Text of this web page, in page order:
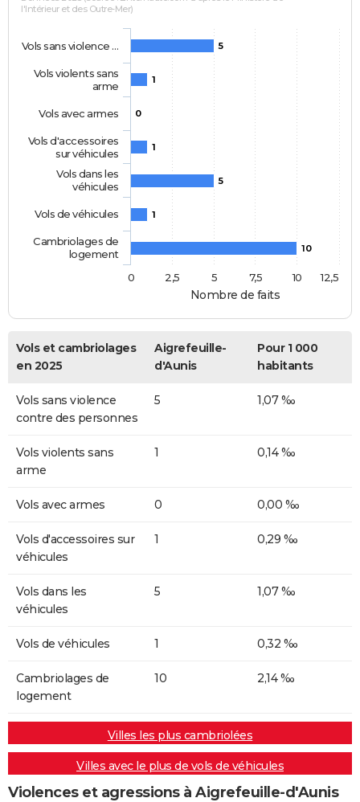
Nombre de faits
l'Intérieur et des Outre-Mer)
5
1
0
1
5
1
10
Vols sans violence …
Vols violents sans
arme
Vols avec armes
Vols d'accessoires
sur véhicules
Vols dans les
véhicules
Vols de véhicules
Cambriolages de
logement
0
10
2,5 5 7,5 12,5
Vols et cambriolages
en 2025
Aigrefeuille-
d'Aunis
Pour 1 000
habitants
Vols sans violence
contre des personnes
5 1,07 ‰
Vols violents sans
arme
1 0,14 ‰
Vols avec armes 0 0,00 ‰
Vols d'accessoires sur
véhicules
1 0,29 ‰
Vols dans les
véhicules
5 1,07 ‰
Vols de véhicules 1 0,32 ‰
Cambriolages de
logement
10 2,14 ‰
Villes les plus cambriolées
Villes avec le plus de vols de véhicules
Violences et agressions à Aigrefeuille-d'Aunis